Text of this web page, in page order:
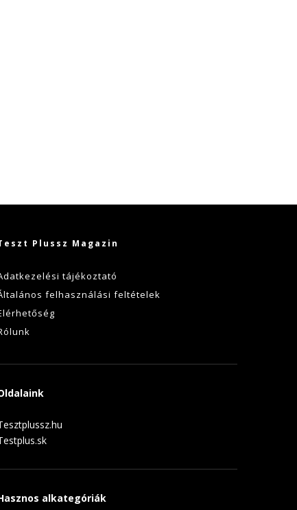
Plussz Magazin
tájékoztató
felhasználási feltételek
alkategóriák